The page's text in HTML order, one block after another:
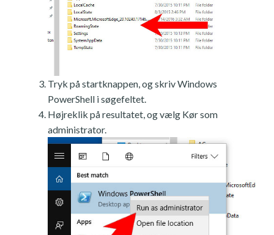
Tryk på startknappen, og skriv Windows
PowerShell i søgefeltet.
Højreklik på resultatet, og vælg Kør som
administrator.